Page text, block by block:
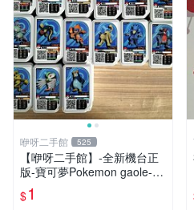
咿呀二手館 525
【咿呀二手館】-全新機台正
版-寶可夢Pokemon gaole-混
各彈寶可夢卡匣- 二星隨機
款、2星不挑款、隨機出貨
$1